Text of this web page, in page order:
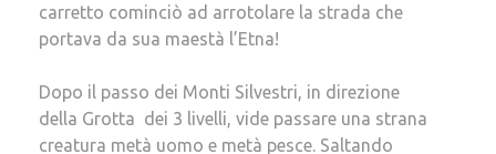
carretto cominciò ad arrotolare la strada che
portava da sua maestà l’Etna!
Dopo il passo dei Monti Silvestri, in direzione
della Grotta dei 3 livelli, vide passare una strana
creatura metà uomo e metà pesce. Saltando